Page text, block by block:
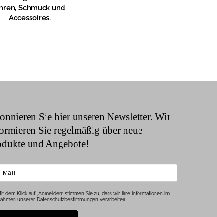
Schmuck und
Accessoires.
Sie hier unseren Newsletter. Wir
Sie regelmäßig über neue
und Angebote!
dem Klick auf „Anmelden“ stimmen Sie zu, dass wir Ihre Informationen im
unserer Datenschutzbestimmungen verarbeiten.